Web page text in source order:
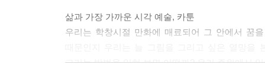
삶과 가장 가까운 시각 예술, 카툰
우리는 학창시절 만화에 매료되어 그 안에서 꿈
그리는 방법을 익혀 보면 어떨까? 우리 주위에서